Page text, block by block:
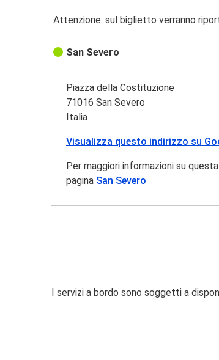
Attenzione: sul biglietto verranno
San Severo
Piazza della Costituzione
71016 San Severo
Italia
Visualizza questo indirizzo su
Per maggiori informazioni su
pagina San Severo
I servizi a bordo sono soggetti a